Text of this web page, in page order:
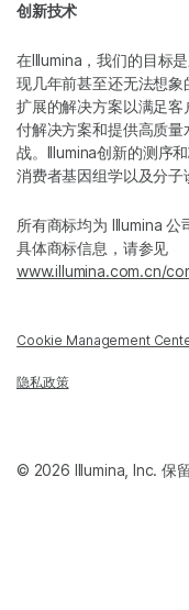
创新技术
在Illumina，我们的目标
现几年前甚至还无法想
扩展的解决方案以满足
付解决方案和提供高质
战。Illumina创新的测序
消费者基因组学以及分子
所有商标均为 Illumina 公
具体商标信息，请参见
www.illumina.com.cn/
Cookie Management
隐私政策
© 2026 Illumina, Inc. 保